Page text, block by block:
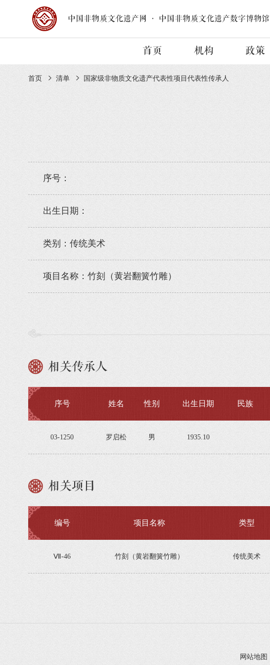
中国非物质文化遗产网 · 中国非物质文化遗产数字博物馆
首页 机构 政策
首页 清单 国家级非物质文化遗产代表性项目代表性传承人
序号：
出生日期：
类别：传统美术
项目名称：竹刻（黄岩翻簧竹雕）
相关传承人
序号 姓名 性别 出生日期 民族
03-1250 罗启松 男 1935.10
相关项目
编号 项目名称 类型
Ⅶ-46 竹刻（黄岩翻簧竹雕） 传统美术
网站地图